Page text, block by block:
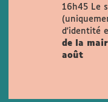
16h45
Le
d'identité
de la
août